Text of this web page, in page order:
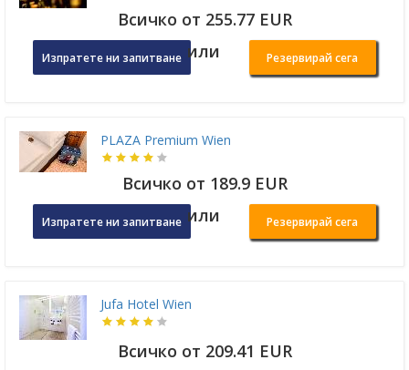
Всичко от 255.77 EUR
Изпратете ни запитване или Резервирай сега
PLAZA Premium Wien
Всичко от 189.9 EUR
Изпратете ни запитване или Резервирай сега
Jufa Hotel Wien
Всичко от 209.41 EUR